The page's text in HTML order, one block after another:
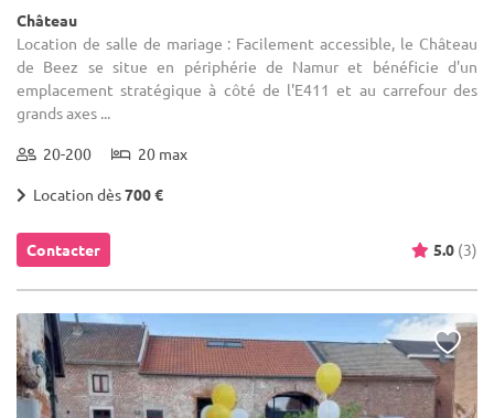
Château
Location de salle de mariage : Facilement accessible, le Château
de Beez se situe en périphérie de Namur et bénéficie d'un
emplacement stratégique à côté de l'E411 et au carrefour des
grands axes ...
20-200 20 max
Location dès700 €
Contacter 5.0 (3)